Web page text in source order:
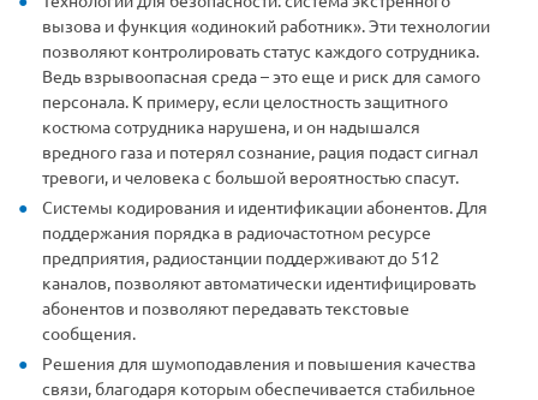
вызова и функция «одинокий работник». Эти технологии
позволяют контролировать статус каждого сотрудника.
Ведь взрывоопасная среда – это еще и риск для самого
персонала. К примеру, если целостность защитного
костюма сотрудника нарушена, и он надышался
вредного газа и потерял сознание, рация подаст сигнал
тревоги, и человека с большой вероятностью спасут.
Системы кодирования и идентификации абонентов. Для
поддержания порядка в радиочастотном ресурсе
предприятия, радиостанции поддерживают до 512
каналов, позволяют автоматически идентифицировать
абонентов и позволяют передавать текстовые
сообщения.
Решения для шумоподавления и повышения качества
связи, благодаря которым обеспечивается стабильное